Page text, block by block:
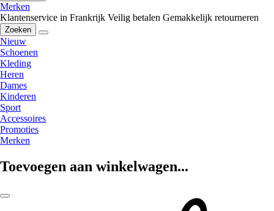
Merken
Klantenservice in Frankrijk Veilig betalen Gemakkelijk retourneren
Zoeken
Nieuw
Schoenen
Kleding
Heren
Dames
Kinderen
Sport
Accessoires
Promoties
Merken
Toevoegen aan winkelwagen...